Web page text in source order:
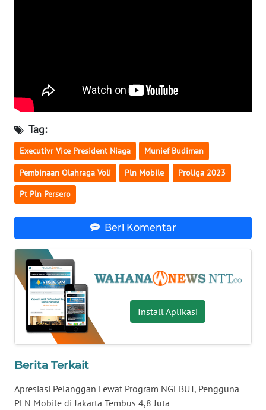
Tag:
Executivr Vice President Niaga Munief Budiman
Pembinaan Olahraga Voli Pln Mobile Proliga 2023
Pt Pln Persero
Beri Komentar
Install Aplikasi
Berita Terkait
Apresiasi Pelanggan Lewat Program NGEBUT, Pengguna
PLN Mobile di Jakarta Tembus 4,8 Juta
KALTARA
KALSEL
WN
KALTIM
WN
SULSEL
WN
GORONTALO
WN
SULUT
MALUT